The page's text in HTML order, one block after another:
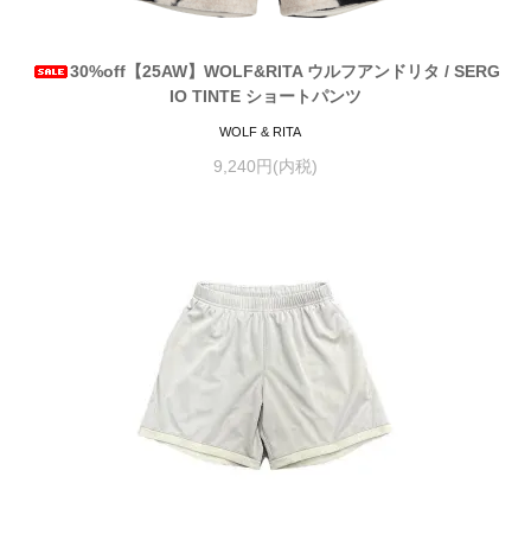
30%off【25AW】WOLF&RITA ウルフアンドリタ / SERG
IO TINTE ショートパンツ
WOLF & RITA
9,240円(内税)